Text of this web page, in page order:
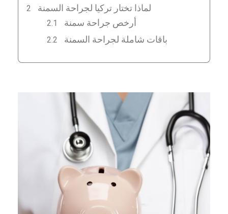
لماذا تختار تركيا لجراحة السمنة
أرخص جراحة سمنة
باقات شاملة لجراحة السمنة